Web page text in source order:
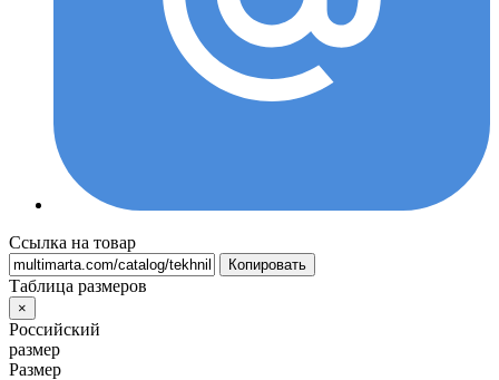
Ссылка на товар
Копировать
Таблица размеров
×
Российский
размер
Размер